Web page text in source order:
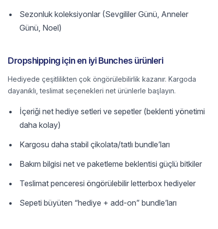
Sezonluk koleksiyonlar (Sevgililer Günü, Anneler
Günü, Noel)
Dropshipping için en iyi Bunches ürünleri
Hediyede çeşitlilikten çok öngörülebilirlik kazanır. Kargoda
dayanıklı, teslimat seçenekleri net ürünlerle başlayın.
İçeriği net hediye setleri ve sepetler (beklenti yönetimi
daha kolay)
Kargosu daha stabil çikolata/tatlı bundle’ları
Bakım bilgisi net ve paketleme beklentisi güçlü bitkiler
Teslimat penceresi öngörülebilir letterbox hediyeler
Sepeti büyüten “hediye + add-on” bundle’ları